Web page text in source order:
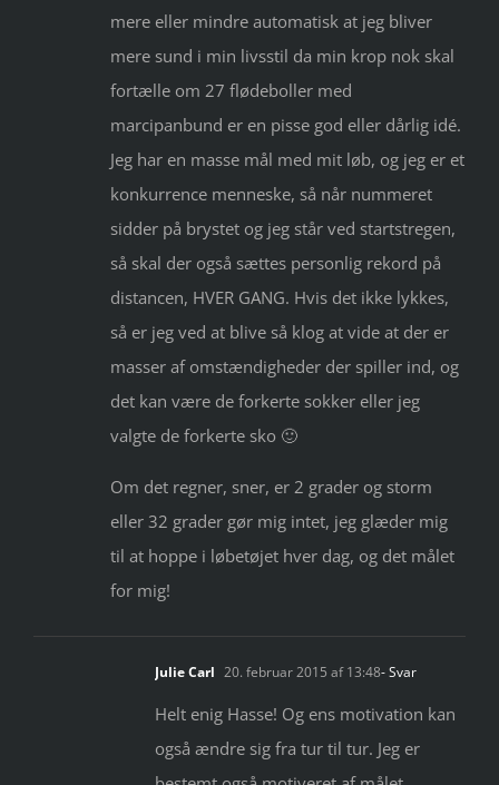
mere eller mindre automatisk at jeg bliver
mere sund i min livsstil da min krop nok skal
fortælle om 27 flødeboller med
marcipanbund er en pisse god eller dårlig idé.
Jeg har en masse mål med mit løb, og jeg er et
konkurrence menneske, så når nummeret
sidder på brystet og jeg står ved startstregen,
så skal der også sættes personlig rekord på
distancen, HVER GANG. Hvis det ikke lykkes,
så er jeg ved at blive så klog at vide at der er
masser af omstændigheder der spiller ind, og
det kan være de forkerte sokker eller jeg
valgte de forkerte sko 🙂
Om det regner, sner, er 2 grader og storm
eller 32 grader gør mig intet, jeg glæder mig
til at hoppe i løbetøjet hver dag, og det målet
for mig!
Julie Carl 20. februar 2015 af 13:48- Svar
Helt enig Hasse! Og ens motivation kan
også ændre sig fra tur til tur. Jeg er